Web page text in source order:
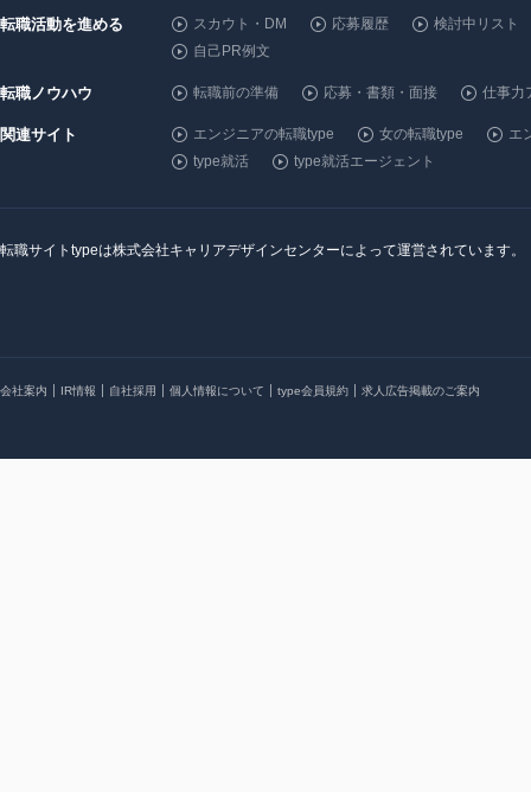
転職活動を進める スカウト・DM 応募履歴
検討中リスト
自己PR例文
転職ノウハウ 転職前の準備 応募・書類・面接 仕事力
関連サイト エンジニアの転職type 女の転職type
エ
type就活
type就活エージェント
転職サイトtypeは株式会社キャリアデザインセンターによって運営されています。
会社案内 IR情報 自社採用 個人情報について type会員規約 求人広告掲載のご案内